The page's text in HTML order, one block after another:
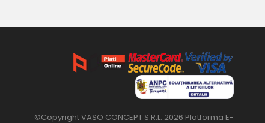
©Copyright VASO CONCEPT S.R.L. 2026 Platforma E-